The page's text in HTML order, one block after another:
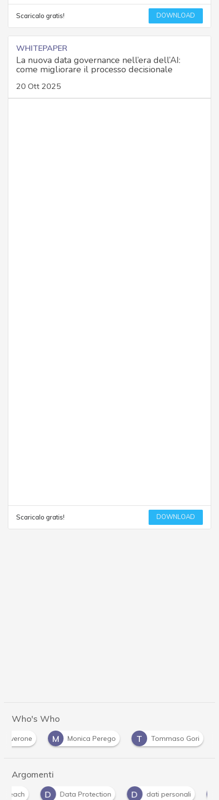
Scaricalo gratis! DOWNLOAD
WHITEPAPER
La nuova data governance nell’era dell’AI:
come migliorare il processo decisionale
20 Ott 2025
Scaricalo gratis! DOWNLOAD
Who's Who
Alverone M Monica Perego T Tommaso Gori
Argomenti
D
Data Protection D dati personali D Dpo